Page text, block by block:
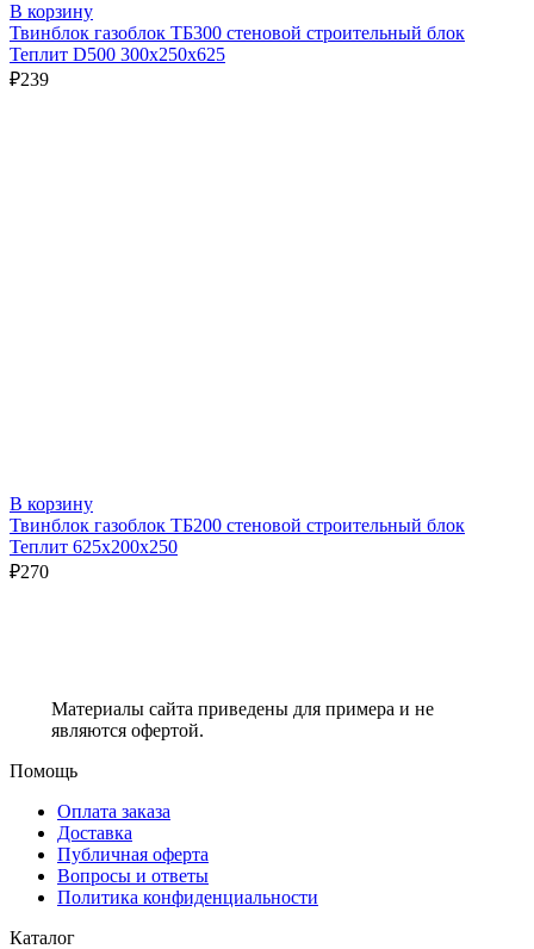
В корзину
Твинблок газоблок ТБ300 стеновой строительный блок
Теплит D500 300х250х625
₽239
В корзину
Твинблок газоблок ТБ200 стеновой строительный блок
Теплит 625х200х250
₽270
Материалы сайта приведены для примера и не
являются офертой.
Помощь
Оплата заказа
Доставка
Публичная оферта
Вопросы и ответы
Политика конфиденциальности
Каталог